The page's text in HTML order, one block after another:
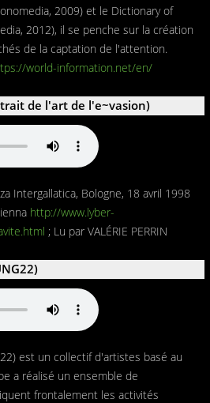
2009) et le Dictionary of
2012), il se penche sur la création
de la captation de l'attention.
world-information.net/en/
de l'art de l'e~vasion)
Intergallatica, Bologne, 18 avril 1998
http://www.lyber-
; Lu par VALÉRIE PERRIN
est un collectif d'artistes basé au
a réalisé un ensemble de
frontalement les activités